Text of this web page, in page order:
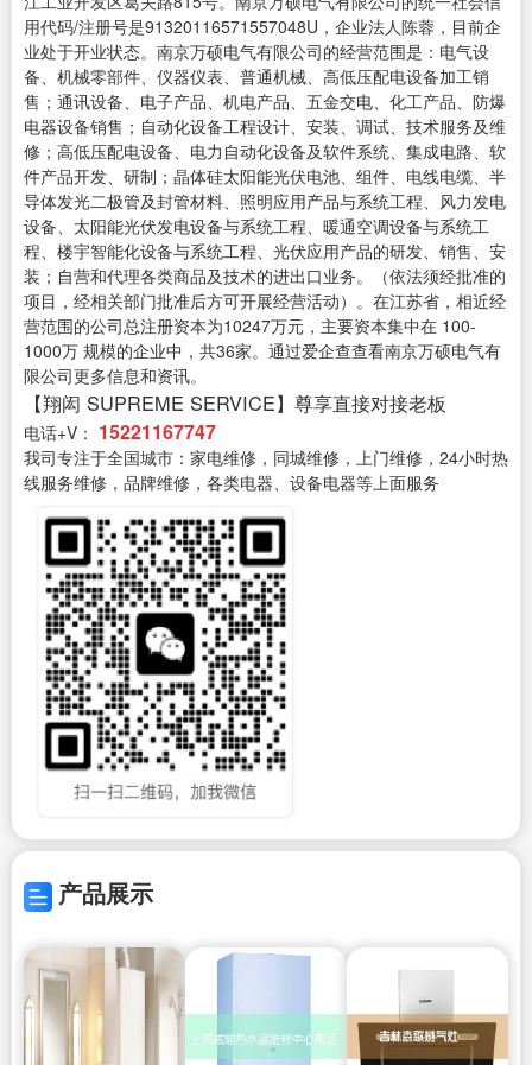
用代码/注册号是91320116571557048U，企业法人陈蓉，目前企
业处于开业状态。南京万硕电气有限公司的经营范围是：电气设
备、机械零部件、仪器仪表、普通机械、高低压配电设备加工销
售；通讯设备、电子产品、机电产品、五金交电、化工产品、防爆
电器设备销售；自动化设备工程设计、安装、调试、技术服务及维
修；高低压配电设备、电力自动化设备及软件系统、集成电路、软
件产品开发、研制；晶体硅太阳能光伏电池、组件、电线电缆、半
导体发光二极管及封管材料、照明应用产品与系统工程、风力发电
设备、太阳能光伏发电设备与系统工程、暖通空调设备与系统工
程、楼宇智能化设备与系统工程、光伏应用产品的研发、销售、安
装；自营和代理各类商品及技术的进出口业务。（依法须经批准的
项目，经相关部门批准后方可开展经营活动）。在江苏省，相近经
营范围的公司总注册资本为10247万元，主要资本集中在 100-
1000万 规模的企业中，共36家。通过爱企查查看南京万硕电气有
限公司更多信息和资讯。
【翔闳 SUPREME SERVICE】尊享直接对接老板
电话+V： 15221167747
我司专注于全国城市：家电维修，同城维修，上门维修，24小时热
线服务维修，品牌维修，各类电器、设备电器等上面服务
产品展示